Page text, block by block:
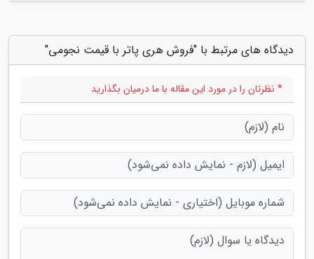
دیدگاه های مرتبط با "فروش هری پاتر با قیمت نجومی"
* نظرتان را در مورد این مقاله با ما درمیان بگذارید